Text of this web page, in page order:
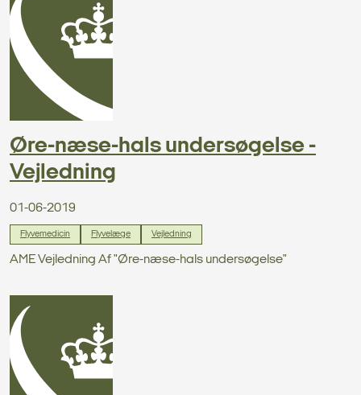
Øre-næse-hals undersøgelse -
Vejledning
01-06-2019
Flyvemedicin Flyvelæge Vejledning
AME Vejledning Af "Øre-næse-hals undersøgelse"